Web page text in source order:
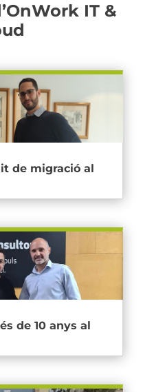
IT &
de migració al
de 10 anys al